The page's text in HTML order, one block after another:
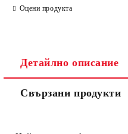
Оцени продукта
Детайлно описание
Свързани продукти